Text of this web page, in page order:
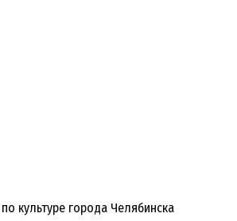
культуре города Челябинска